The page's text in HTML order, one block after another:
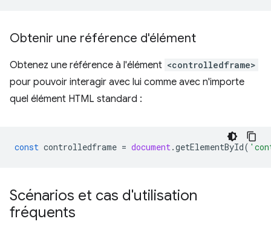
Obtenir une référence d'élément
Obtenez une référence à l'élément <controlledframe>
pour pouvoir interagir avec lui comme avec n'importe
quel élément HTML standard :
const controlledframe = document.getElementById(
Scénarios et cas d'utilisation
fréquents